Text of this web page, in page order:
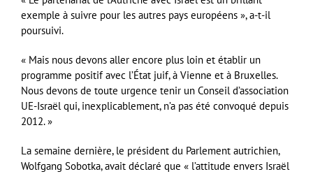
exemple à suivre pour les autres pays européens », a-t-il
poursuivi.
« Mais nous devons aller encore plus loin et établir un
programme positif avec l’État juif, à Vienne et à Bruxelles.
Nous devons de toute urgence tenir un Conseil d’association
UE-Israël qui, inexplicablement, n’a pas été convoqué depuis
2012. »
La semaine dernière, le président du Parlement autrichien,
Wolfgang Sobotka, avait déclaré que « l’attitude envers Israël